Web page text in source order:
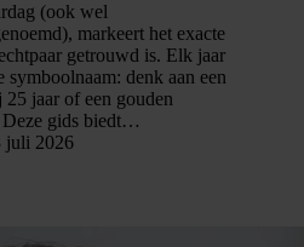
(ook wel
markeert het exacte
getrouwd is. Elk jaar
symboolnaam: denk aan een
jaar of een gouden
gids biedt…
juli 2026